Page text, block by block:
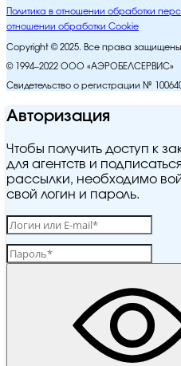
Политика в отношении обработки
отношении обработки Cookie
Copyright © 2025. Все права защищены
© 1994–2022 ООО «АЭРОБЕЛСЕРВИС»
Свидетельство о регистрации №
Авторизация
Чтобы получить доступ к
для агентств и
рассылки, необходимо
свой логин и пароль.